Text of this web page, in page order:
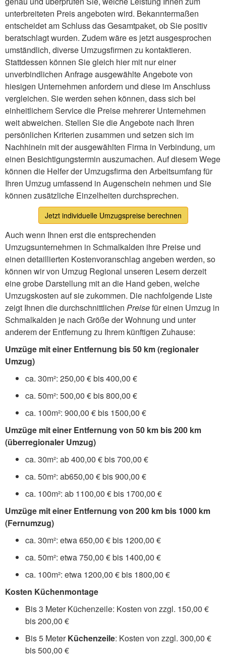
unterbreiteten Preis angeboten wird. Bekanntermaßen
entscheidet am Schluss das Gesamtpaket, ob Sie positiv
beratschlagt wurden. Zudem wäre es jetzt ausgesprochen
umständlich, diverse Umzugsfirmen zu kontaktieren.
Stattdessen können Sie gleich hier mit nur einer
unverbindlichen Anfrage ausgewählte Angebote von
hiesigen Unternehmen anfordern und diese im Anschluss
vergleichen. Sie werden sehen können, dass sich bei
einheitlichem Service die Preise mehrerer Unternehmen
weit abweichen. Stellen Sie die Angebote nach Ihren
persönlichen Kriterien zusammen und setzen sich im
Nachhinein mit der ausgewählten Firma in Verbindung, um
einen Besichtigungstermin auszumachen. Auf diesem Wege
können die Helfer der Umzugsfirma den Arbeitsumfang für
Ihren Umzug umfassend in Augenschein nehmen und Sie
können zusätzliche Einzelheiten durchsprechen.
Jetzt individuelle Umzugspreise berechnen
Auch wenn Ihnen erst die entsprechenden
Umzugsunternehmen in Schmalkalden ihre Preise und
einen detaillierten Kostenvoranschlag angeben werden, so
können wir von Umzug Regional unseren Lesern derzeit
eine grobe Darstellung mit an die Hand geben, welche
Umzugskosten auf sie zukommen. Die nachfolgende Liste
zeigt Ihnen die durchschnittlichen Preisefür einen Umzug in
Schmalkalden je nach Größe der Wohnung und unter
anderem der Entfernung zu Ihrem künftigen Zuhause:
Umzüge mit einer Entfernung bis 50 km (regionaler
Umzug)
ca. 30m²: 250,00 € bis 400,00 €
ca. 50m²: 500,00 € bis 800,00 €
ca. 100m²: 900,00 € bis 1500,00 €
Umzüge mit einer Entfernung von 50 km bis 200 km
(überregionaler Umzug)
ca. 30m²: ab 400,00 € bis 700,00 €
ca. 50m²: ab650,00 € bis 900,00 €
ca. 100m²: ab 1100,00 € bis 1700,00 €
Umzüge mit einer Entfernung von 200 km bis 1000 km
(Fernumzug)
ca. 30m²: etwa 650,00 € bis 1200,00 €
ca. 50m²: etwa 750,00 € bis 1400,00 €
ca. 100m²: etwa 1200,00 € bis 1800,00 €
Kosten Küchenmontage
Bis 3 Meter Küchenzeile: Kosten von zzgl. 150,00 €
bis 200,00 €
Bis 5 MeterKüchenzeile: Kosten von zzgl. 300,00 €
bis 500,00 €